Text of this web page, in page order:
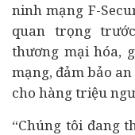
ninh mạng F-
quan trọng
thương mại hóa,
mạng, đảm bảo
cho hàng triệu
“Chúng tôi đang